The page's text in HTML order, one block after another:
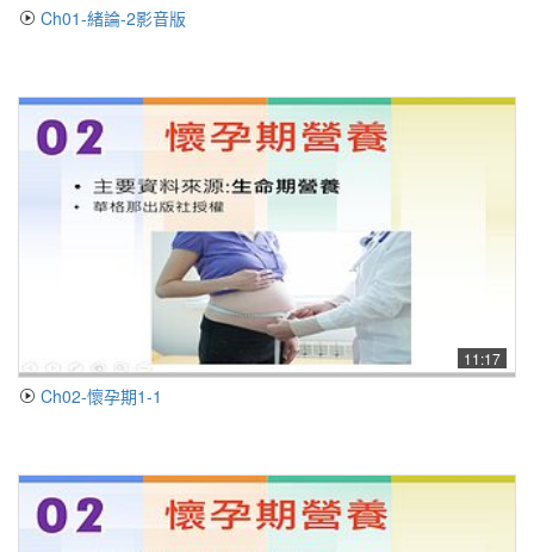
Ch01-緒論-2影音版
11:17
Ch02-懷孕期1-1